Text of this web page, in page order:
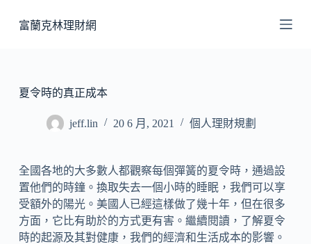
至
容
富蘭克林理財網
夏令時的真正成本
jeff.lin 20 6 月, 2021 個人理財規劃
全國各地的大多數人都觀察每個彈簧的夏令時，通過設
置他們的時鐘。換取失去一個小時的睡眠，我們可以享
受額外的陽光。美國人已經這樣做了幾十年，但在很多
方面，它比有助於的方式更有害。繼續閱讀，了解夏令
時的起源及其對健康，我們的經濟和生活成本的影響。